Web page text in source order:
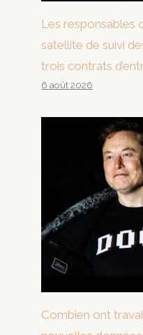
Les responsables
satellite de suivi
trois contrats
6 août 2026
Combien ont